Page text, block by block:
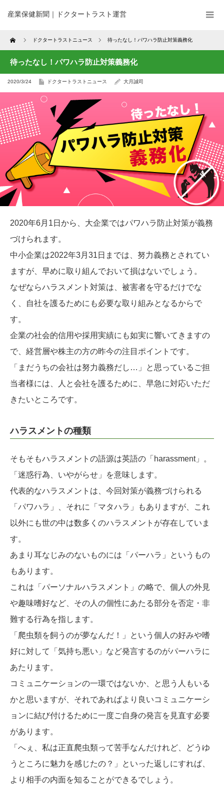
産業保健新聞｜ドクタートラスト運営
Home ドクタートラストニュース 待ったなし！パワハラ防止対策義務化
待ったなし！パワハラ防止対策義務化
2020/3/24 ドクタートラストニュース 大月誠司
2020年6月1日から、大企業ではパワハラ防止対策が義務
づけられます。
中小企業は2022年3月31日までは、努力義務とされてい
ますが、早めに取り組んでおいて損はないでしょう。
なぜならハラスメント対策は、被害者を守るだけでな
く、自社を護るためにも必要な取り組みとなるからで
す。
企業の社会的信用や採用実績にも如実に響いてきますの
で、経営層や株主の方の昨今の注目ポイントです。
「まだうちの会社は努力義務だし…」と思っているご担
当者様には、人と会社を護るために、早急に対応いただ
きたいところです。
ハラスメントの種類
そもそもハラスメントの語源は英語の「harassment」。
「迷惑行為、いやがらせ」を意味します。
代表的なハラスメントは、今回対策が義務づけられる
「パワハラ」、それに「マタハラ」もありますが、これ
以外にも世の中は数多くのハラスメントが存在していま
す。
あまり耳なじみのないものには「パーハラ」というもの
もあります。
これは「パーソナルハラスメント」の略で、個人の外見
や趣味嗜好など、その人の個性にあたる部分を否定・非
難する行為を指します。
「爬虫類を飼うのが夢なんだ！」という個人の好みや嗜
好に対して「気持ち悪い」など発言するのがパーハラに
あたります。
コミュニケーションの一環ではないか、と思う人もいる
かと思いますが、それであればより良いコミュニケーシ
ョンに結び付けるために一度ご自身の発言を見直す必要
があります。
「へぇ、私は正直爬虫類って苦手なんだけれど、どうゆ
うところに魅力を感じたの？」といった返しにすれば、
より相手の内面を知ることができるでしょう。